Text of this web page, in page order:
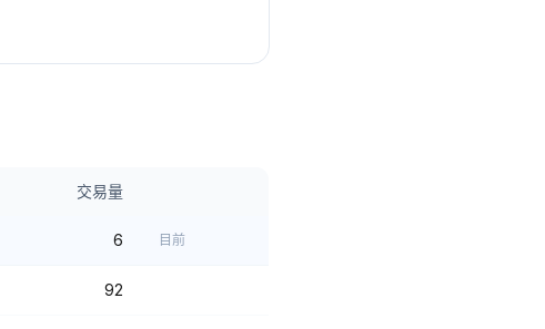
交易量
6 目前
92